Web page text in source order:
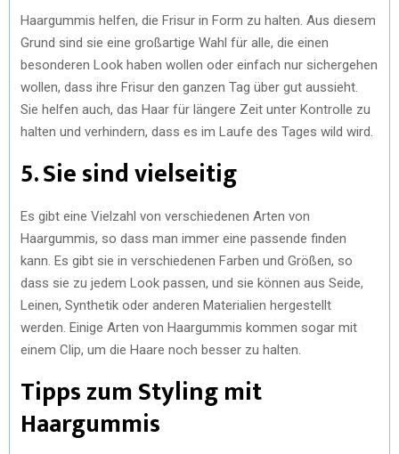
Haargummis helfen, die Frisur in Form zu halten. Aus diesem
Grund sind sie eine großartige Wahl für alle, die einen
besonderen Look haben wollen oder einfach nur sichergehen
wollen, dass ihre Frisur den ganzen Tag über gut aussieht.
Sie helfen auch, das Haar für längere Zeit unter Kontrolle zu
halten und verhindern, dass es im Laufe des Tages wild wird.
5. Sie sind vielseitig
Es gibt eine Vielzahl von verschiedenen Arten von
Haargummis, so dass man immer eine passende finden
kann. Es gibt sie in verschiedenen Farben und Größen, so
dass sie zu jedem Look passen, und sie können aus Seide,
Leinen, Synthetik oder anderen Materialien hergestellt
werden. Einige Arten von Haargummis kommen sogar mit
einem Clip, um die Haare noch besser zu halten.
Tipps zum Styling mit
Haargummis